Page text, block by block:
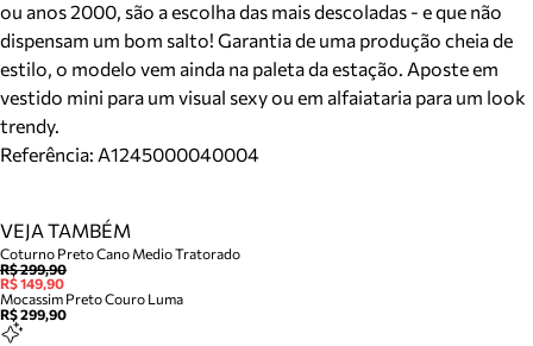
ou anos 2000, são a escolha das mais descoladas - e que não
dispensam um bom salto! Garantia de uma produção cheia de
estilo, o modelo vem ainda na paleta da estação. Aposte em
vestido mini para um visual sexy ou em alfaiataria para um look
trendy.
Referência: A1245000040004
VEJA TAMBÉM
Coturno Preto Cano Medio Tratorado
R$ 299,90
R$ 149,90
Mocassim Preto Couro Luma
R$ 299,90